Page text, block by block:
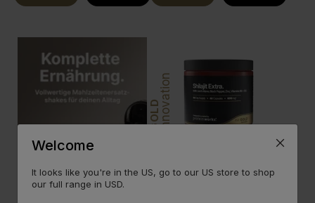
GOLDInnovation
vielen evidenzbasierten
Vorteilen.
Welcome
It looks like you're in the US, go to our US store to shop
our full range in USD.